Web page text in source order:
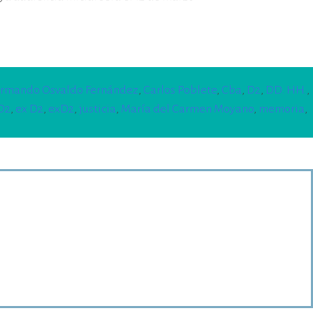
Osvaldo Fernández, Carlos Poblete, Cba, D2, DD. HH.,
, ex D2, exD2, justicia, María del Carmen Moyano, memoria,